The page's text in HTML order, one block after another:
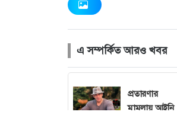
এ সম্পর্কিত আরও খবর
প্রতারণার
মামলায় আইনি